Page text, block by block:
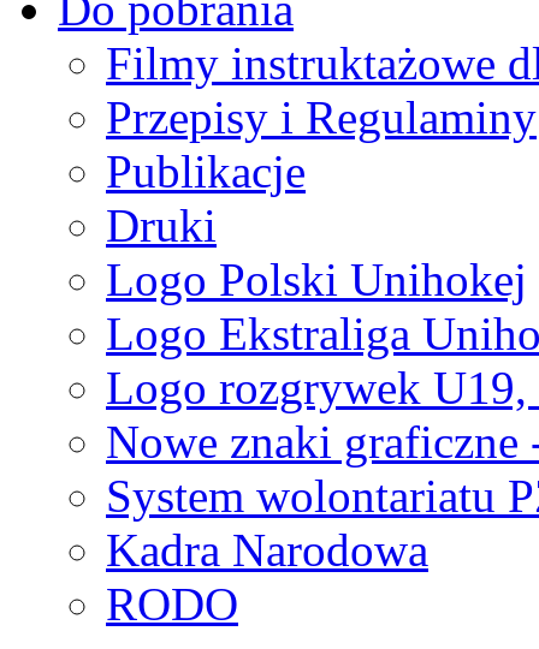
Filmy instruktażowe
Przepisy i Regulaminy
Publikacje
Druki
Logo Polski Unihokej
Logo Ekstraliga
Logo rozgrywek
Nowe znaki graficzne
System wolontariatu
Kadra Narodowa
RODO